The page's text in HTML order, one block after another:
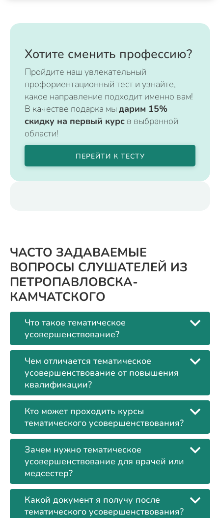
Хотите сменить профессию?
Пройдите наш увлекательный
профориентационный тест и узнайте,
какое направление подходит именно вам!
В качестве подарка мы дарим 15%
скидку на первый курс в выбранной
области!
ПЕРЕЙТИ К ТЕСТУ
ЧАСТО ЗАДАВАЕМЫЕ
ВОПРОСЫ СЛУШАТЕЛЕЙ ИЗ
ПЕТРОПАВЛОВСКА-
КАМЧАТСКОГО
Что такое тематическое
усовершенствование?
Чем отличается тематическое
усовершенствование от повышения
квалификации?
Кто может проходить курсы
тематического усовершенствования?
Зачем нужно тематическое
усовершенствование для врачей или
медсестер?
Какой документ я получу после
тематического усовершенствования?